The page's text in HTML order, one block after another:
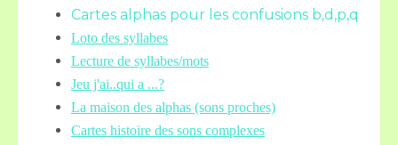
Cartes alphas pour les confusions b,d,p,q
Loto des syllabes
Lecture de syllabes/mots
Jeu j'ai..qui a ...?
La maison des alphas (sons proches)
Cartes histoire des sons complexes